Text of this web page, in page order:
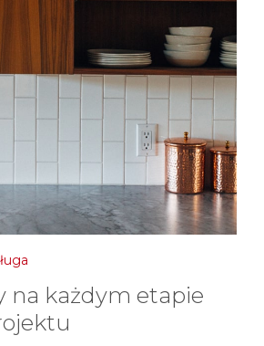
na każdym etapie